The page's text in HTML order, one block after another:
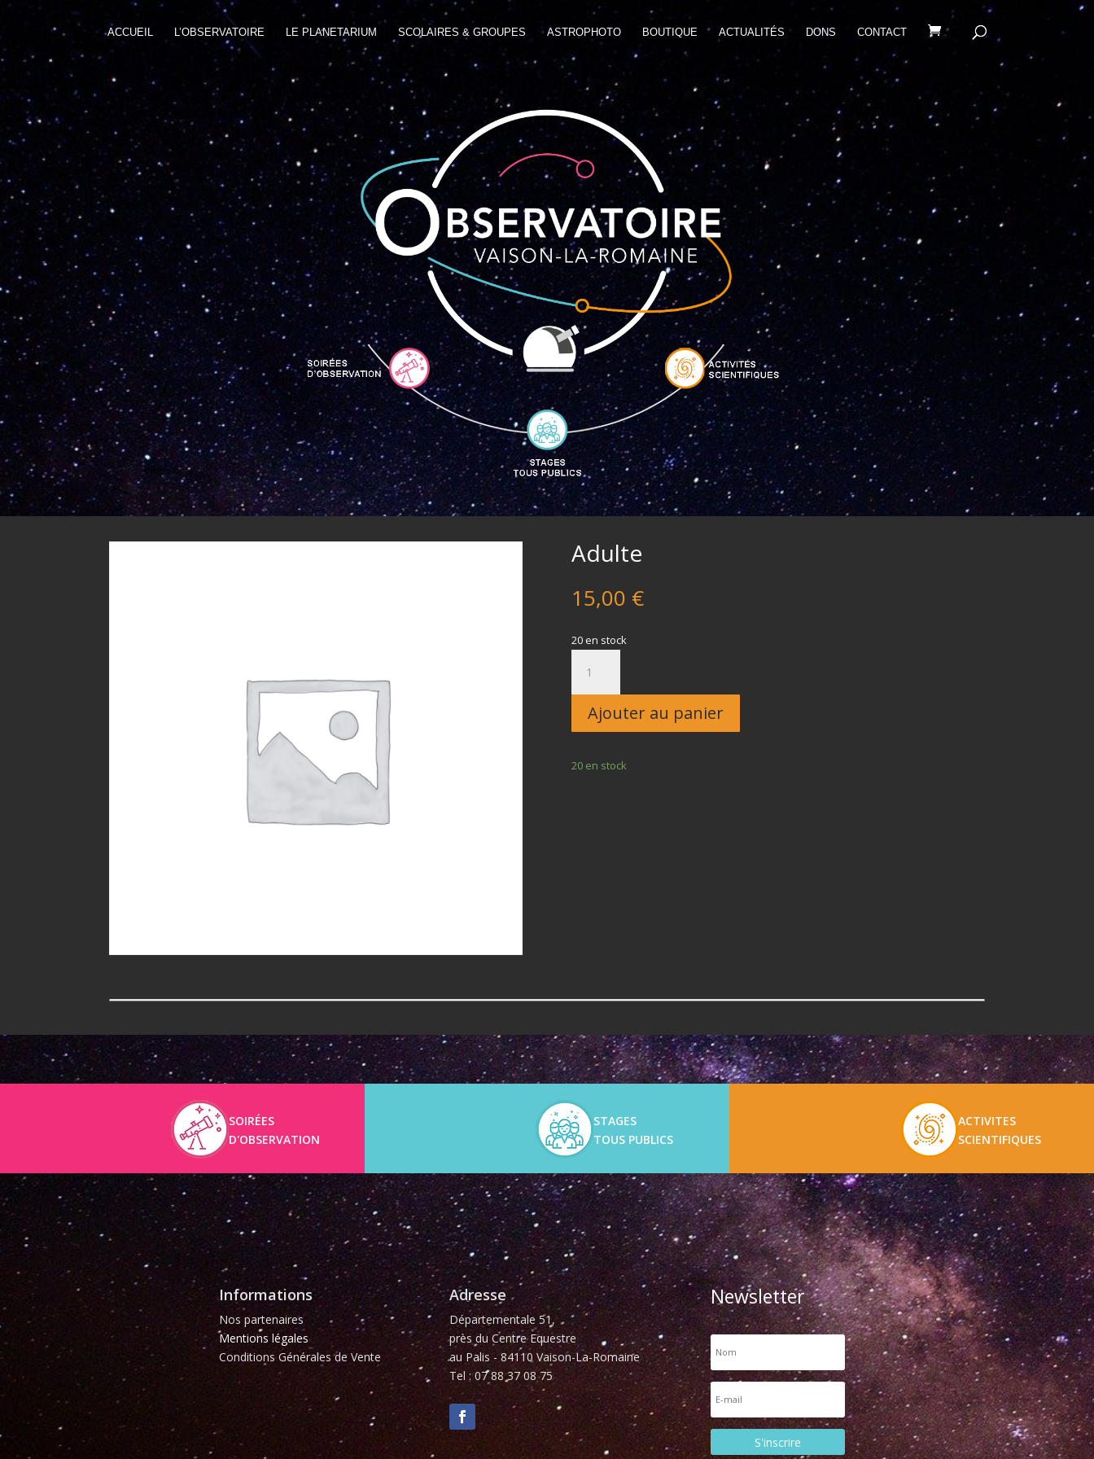
ACCUEIL L’OBSERVATOIRE LE PLANETARIUM SCOLAIRES & GROUPES ASTROPHOTO BOUTIQUE ACTUALITÉS DONS CONTACT
Adulte
15,00 €
20 en stock
Adulte
Ajouter au panier
20 en stock
SOIRÉES
D'OBSERVATION
STAGES
TOUS PUBLICS
ACTIVITES
SCIENTIFIQUES
Informations
Nos partenaires
Mentions légales
Conditions Générales de Vente
Adresse
Départementale 51,
près du Centre Equestre
au Palis - 84110 Vaison-La-Romaine
Tel : 07 88 37 08 75
Newsletter
S'inscrire